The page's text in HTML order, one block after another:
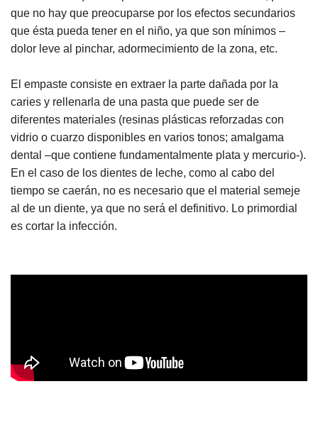
que no hay que preocuparse por los efectos secundarios
que ésta pueda tener en el niño, ya que son mínimos –
dolor leve al pinchar, adormecimiento de la zona, etc.
El empaste consiste en extraer la parte dañada por la
caries y rellenarla de una pasta que puede ser de
diferentes materiales (resinas plásticas reforzadas con
vidrio o cuarzo disponibles en varios tonos; amalgama
dental –que contiene fundamentalmente plata y mercurio-).
En el caso de los dientes de leche, como al cabo del
tiempo se caerán, no es necesario que el material semeje
al de un diente, ya que no será el definitivo. Lo primordial
es cortar la infección.